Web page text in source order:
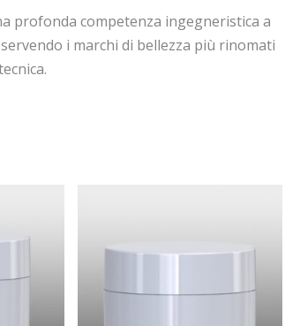
profonda competenza ingegneristica a
i marchi di bellezza più rinomati